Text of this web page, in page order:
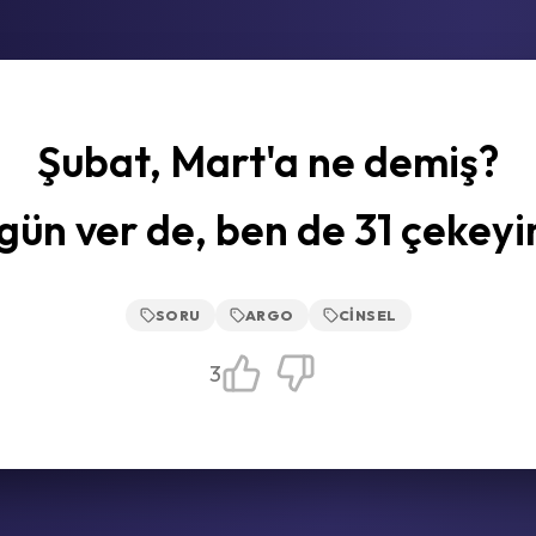
Şubat, Mart'a ne demiş?
ver de, ben de 31
SORU ARGO CINSEL
3